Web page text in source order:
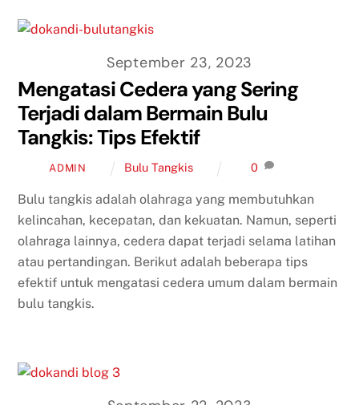
September 23, 2023
Mengatasi Cedera yang Sering
Terjadi dalam Bermain Bulu
Tangkis: Tips Efektif
ADMIN Bulu Tangkis 0
Bulu tangkis adalah olahraga yang membutuhkan
kelincahan, kecepatan, dan kekuatan. Namun, seperti
olahraga lainnya, cedera dapat terjadi selama latihan
atau pertandingan. Berikut adalah beberapa tips
efektif untuk mengatasi cedera umum dalam bermain
bulu tangkis.